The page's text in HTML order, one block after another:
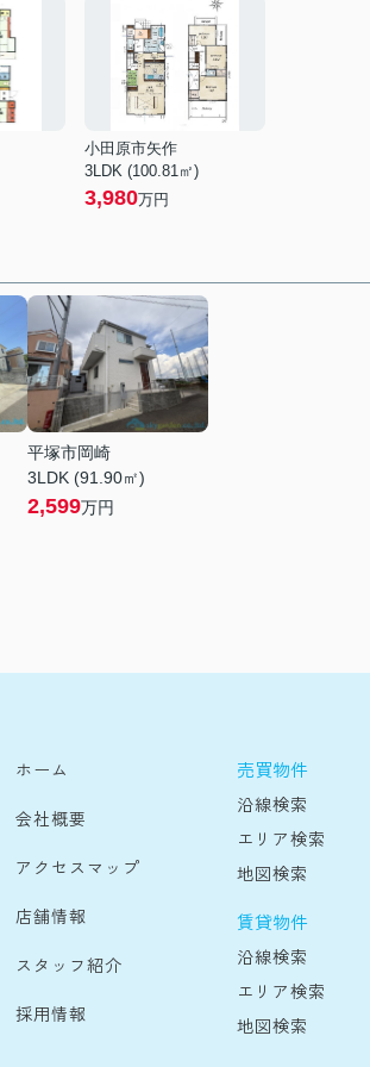
小田原市矢作
3LDK (100.81㎡)
3,980万円
平塚市岡崎
3LDK (91.90㎡)
2,599万円
ホーム
会社概要
アクセスマップ
店舗情報
スタッフ紹介
採用情報
売買物件
沿線検索
エリア検索
地図検索
賃貸物件
沿線検索
エリア検索
地図検索